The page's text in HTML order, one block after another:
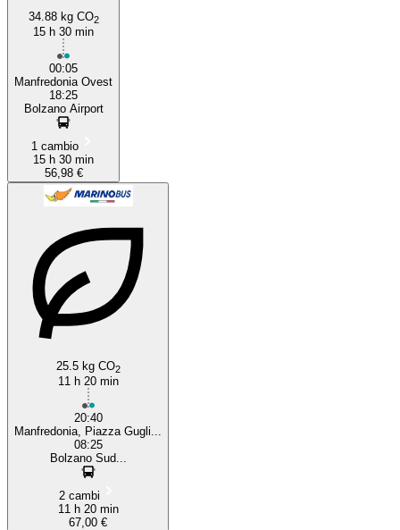
34.88 kg CO2
15 h 30 min
00:05
Manfredonia Ovest
18:25
Bolzano Airport
1 cambio
15 h 30 min
56,98 €
25.5 kg CO2
11 h 20 min
20:40
Manfredonia, Piazza Gugli...
08:25
Bolzano Sud...
2 cambi
11 h 20 min
67,00 €